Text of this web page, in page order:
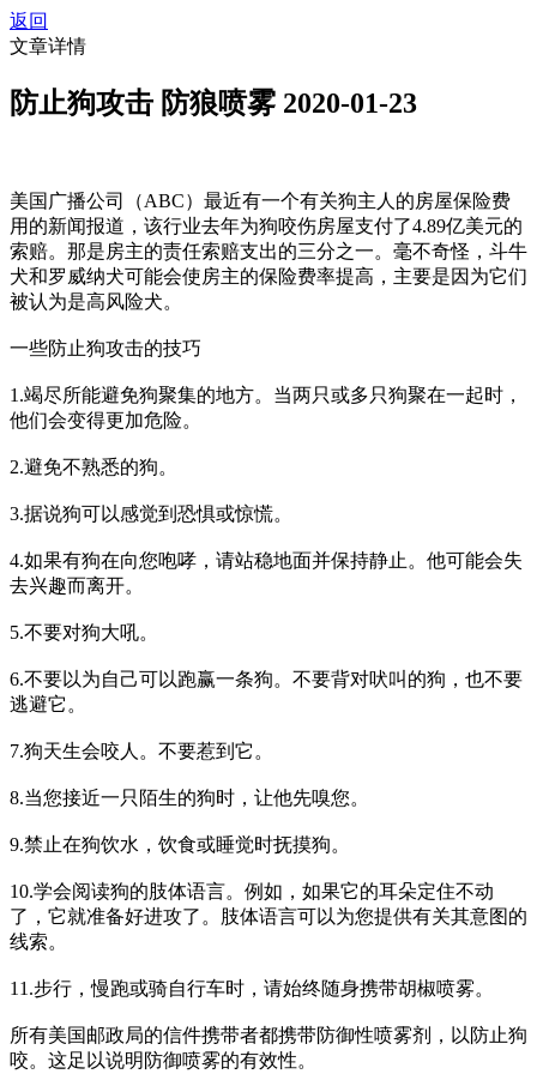
返回
文章详情
防止狗攻击 防狼喷雾 2020-01-23
美国广播公司（ABC）最近有一个有关狗主人的房屋保险费
用的新闻报道，该行业去年为狗咬伤房屋支付了4.89亿美元的
索赔。那是房主的责任索赔支出的三分之一。毫不奇怪，斗牛
犬和罗威纳犬可能会使房主的保险费率提高，主要是因为它们
被认为是高风险犬。
一些防止狗攻击的技巧
1.竭尽所能避免狗聚集的地方。当两只或多只狗聚在一起时，
他们会变得更加危险。
2.避免不熟悉的狗。
3.据说狗可以感觉到恐惧或惊慌。
4.如果有狗在向您咆哮，请站稳地面并保持静止。他可能会失
去兴趣而离开。
5.不要对狗大吼。
6.不要以为自己可以跑赢一条狗。不要背对吠叫的狗，也不要
逃避它。
7.狗天生会咬人。不要惹到它。
8.当您接近一只陌生的狗时，让他先嗅您。
9.禁止在狗饮水，饮食或睡觉时抚摸狗。
10.学会阅读狗的肢体语言。例如，如果它的耳朵定住不动
了，它就准备好进攻了。肢体语言可以为您提供有关其意图的
线索。
11.步行，慢跑或骑自行车时，请始终随身携带胡椒喷雾。
所有美国邮政局的信件携带者都携带防御性喷雾剂，以防止狗
咬。这足以说明防御喷雾的有效性。